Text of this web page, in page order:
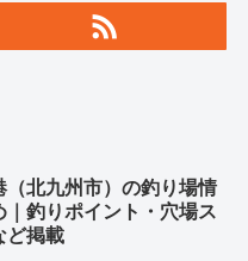
（北九州市）の釣り場情
｜釣りポイント・穴場ス
ど掲載